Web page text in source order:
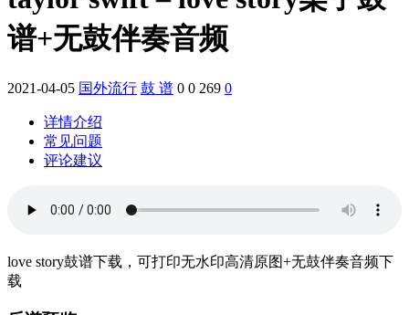
谱+无鼓伴奏音频
2021-04-05 国外流行 鼓 谱 0 0 269 0
详情介绍
常见问题
评论建议
love story鼓谱下载，可打印无水印高清原图+无鼓伴奏音频下
载